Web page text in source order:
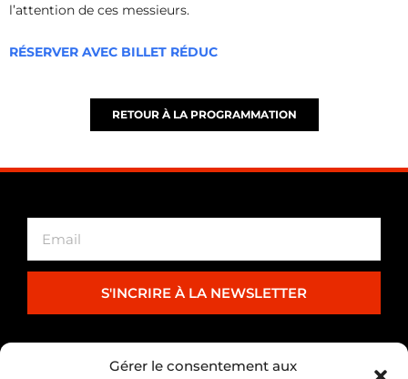
Gérer le consentement aux
l’attention de ces messieurs.
RÉSERVER AVEC BILLET RÉDUC
RETOUR À LA PROGRAMMATION
S'INCRIRE À LA NEWSLETTER
PARTENARIAT